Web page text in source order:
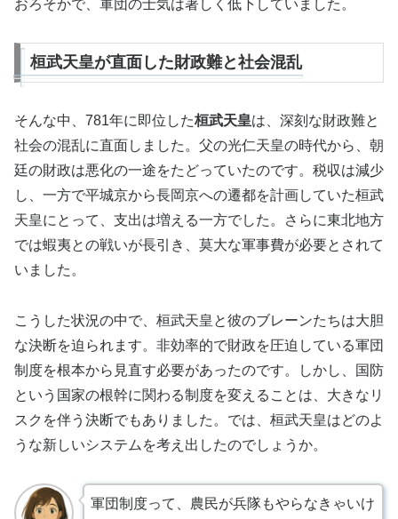
おろそかで、軍団の士気は著しく低下していました。
桓武天皇が直面した財政難と社会混乱
そんな中、781年に即位した桓武天皇は、深刻な財政難と
社会の混乱に直面しました。父の光仁天皇の時代から、朝
廷の財政は悪化の一途をたどっていたのです。税収は減少
し、一方で平城京から長岡京への遷都を計画していた桓武
天皇にとって、支出は増える一方でした。さらに東北地方
では蝦夷との戦いが長引き、莫大な軍事費が必要とされて
いました。
こうした状況の中で、桓武天皇と彼のブレーンたちは大胆
な決断を迫られます。非効率的で財政を圧迫している軍団
制度を根本から見直す必要があったのです。しかし、国防
という国家の根幹に関わる制度を変えることは、大きなリ
スクを伴う決断でもありました。では、桓武天皇はどのよ
うな新しいシステムを考え出したのでしょうか。
軍団制度って、農民が兵隊もやらなきゃいけ